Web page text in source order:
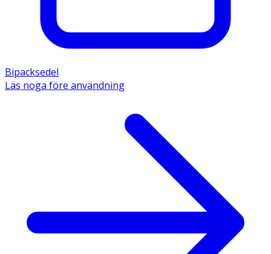
Bipacksedel
Läs noga före användning